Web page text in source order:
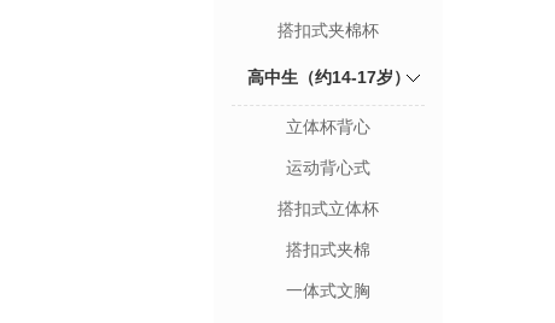
搭扣式夹棉杯
高中生（约14-17岁）
立体杯背心
运动背心式
搭扣式立体杯
搭扣式夹棉
一体式文胸